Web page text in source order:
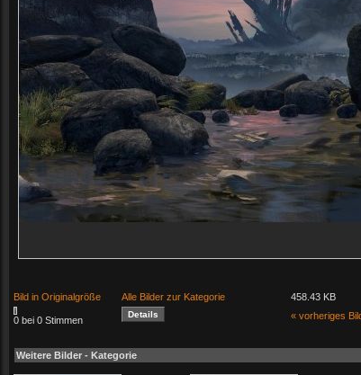
Bild in Originalgröße Alle Bilder zur Kategorie 458.43 KB
0 bei 0 Stimmen « vorheriges
Weitere Bilder - Kategorie